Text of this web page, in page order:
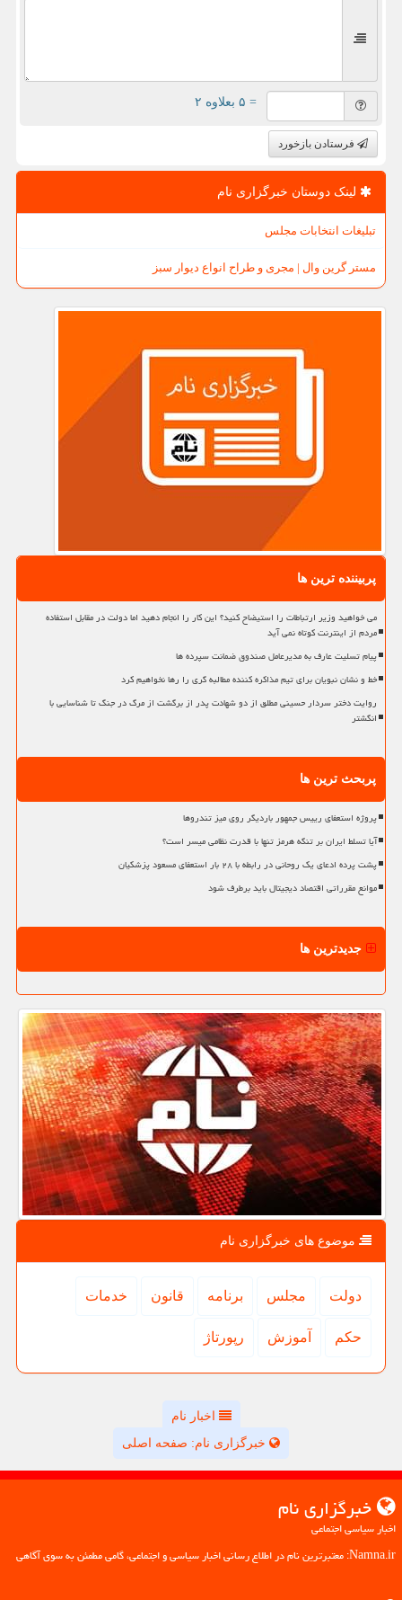
= ۵ بعلاوه ۲
فرستادن بازخورد
لینک دوستان خبرگزاری نام
تبلیغات انتخابات مجلس
مستر گرین وال | مجری و طراح انواع دیوار سبز
پربیننده ترین ها
می خواهید وزیر ارتباطات را استیضاح کنید؟ این کار را انجام دهید اما دولت در مقابل استفاده
مردم از اینترنت کوتاه نمی آید
پیام تسلیت عارف به مدیرعامل صندوق ضمانت سپرده ها
خط و نشان نبویان برای تیم مذاکره کننده مطالبه گری را رها نخواهیم کرد
روایت دختر سردار حسینی مطلق از دو شهادت پدر از برگشت از مرگ در جنگ تا شناسایی با
انگشتر
پربحث ترین ها
پروژه استعفای رییس جمهور باردیگر روی میز تندروها
آیا تسلط ایران بر تنگه هرمز تنها با قدرت نظامی میسر است؟
پشت پرده ادعای یک روحانی در رابطه با ۲۸ بار استعفای مسعود پزشکیان
موانع مقرراتی اقتصاد دیجیتال باید برطرف شود
جدیدترین ها
موضوع های خبرگزاری نام
دولت مجلس برنامه قانون خدمات
حكم آموزش رپورتاژ
اخبار نام
خبرگزاری نام: صفحه اصلی
خبرگزاری نام
اخبار سیاسی اجتماعی
Namna.ir: معتبرترین نام در اطلاع رسانی اخبار سیاسی و اجتماعی، گامی مطمئن به سوی آگاهی